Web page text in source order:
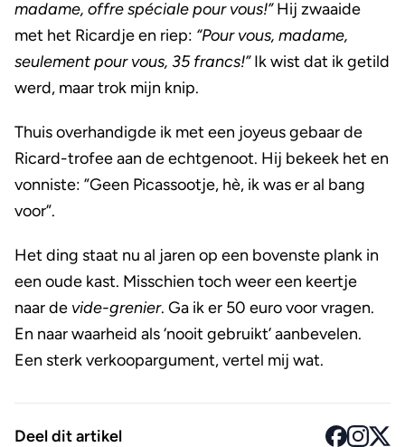
madame, offre spéciale pour vous!”Hij zwaaide
met het Ricardje en riep: “Pour vous, madame,
seulement pour vous, 35 francs!”Ik wist dat ik getild
werd, maar trok mijn knip.
Thuis overhandigde ik met een joyeus gebaar de
Ricard-trofee aan de echtgenoot. Hij bekeek het en
vonniste: ”Geen Picassootje, hè, ik was er al bang
voor”.
Het ding staat nu al jaren op een bovenste plank in
een oude kast. Misschien toch weer een keertje
naar de vide-grenier. Ga ik er 50 euro voor vragen.
En naar waarheid als ‘nooit gebruikt’ aanbevelen.
Een sterk verkoopargument, vertel mij wat.
Deel dit artikel